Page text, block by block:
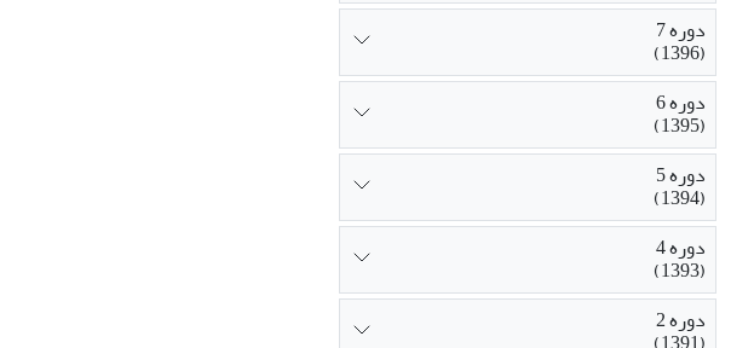
دوره 7
(1396)
دوره 6
(1395)
دوره 5
(1394)
دوره 4
(1393)
دوره 2